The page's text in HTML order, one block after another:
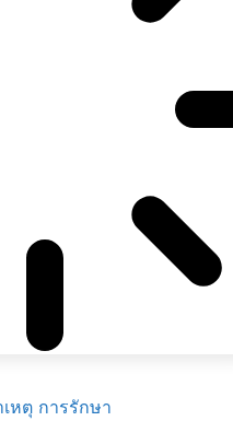
: อาการ สาเหตุ การรักษา
เป็นเหตุการณ์ฉุกเฉินที่
ละอาจเป็นอันตรายถึงชีวิต
ที แม้จะเป็นภาวะที่น่า
ได้ด้วยการปรับเปลี่ยน